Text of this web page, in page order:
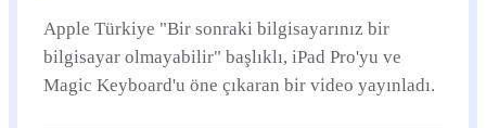
Apple Türkiye "Bir sonraki bilgisayarınız bir
bilgisayar olmayabilir" başlıklı, iPad Pro'yu ve
Magic Keyboard'u öne çıkaran bir video yayınladı.